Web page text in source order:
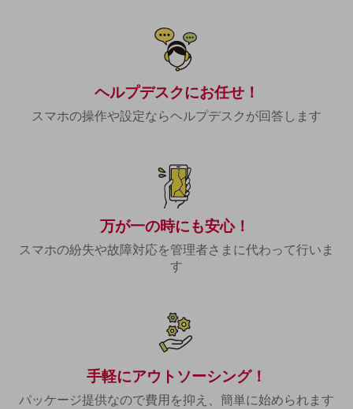
業務効率化
業種・業態で探す
業種・業態で探すTOP
ヘルプデスクにお任せ！
スマホの操作や設定ならヘルプデスクが回答します
万が一の時にも安心！
スマホの紛失や故障対応を管理者さまに代わって行いま
す
手軽にアウトソーシング！
パッケージ提供なので費用を抑え、簡単に始められます